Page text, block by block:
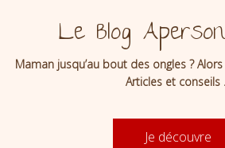
Le Blog
Maman jusqu’au bout des ongles ?
Articles et conseils
Je découvre